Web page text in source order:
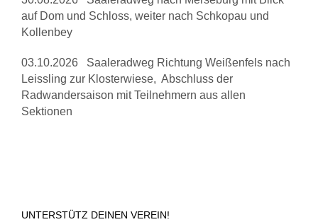
auf Dom und Schloss, weiter nach Schkopau und
Kollenbey
03.10.2026 Saaleradweg Richtung Weißenfels nach
Leissling zur Klosterwiese, Abschluss der
Radwandersaison mit Teilnehmern aus allen
Sektionen
UNTERSTÜTZ DEINEN VEREIN!